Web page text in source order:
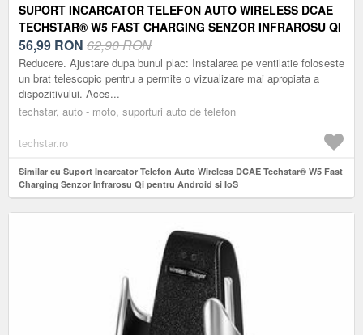
SUPORT INCARCATOR TELEFON AUTO WIRELESS DCAE
TECHSTAR® W5 FAST CHARGING SENZOR INFRAROSU QI
PENTRU ANDROID SI IOS
56,99 RON 62,90 RON
Reducere. Ajustare dupa bunul plac: Instalarea pe ventilatie foloseste
un brat telescopic pentru a permite o vizualizare mai apropiata a
dispozitivului. Aces...
techstar, auto - moto, suporturi auto de telefon
techstar.ro
Similar cu Suport Incarcator Telefon Auto Wireless DCAE Techstar® W5 Fast
Charging Senzor Infrarosu Qi pentru Android si IoS